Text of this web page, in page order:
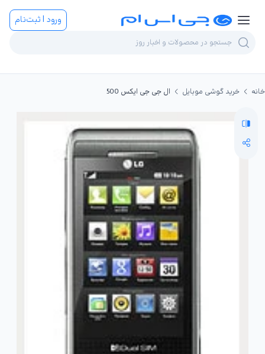
ورود | ثبت‌نام
خانه خرید گوشی موبایل ال جی جی ایکس 500